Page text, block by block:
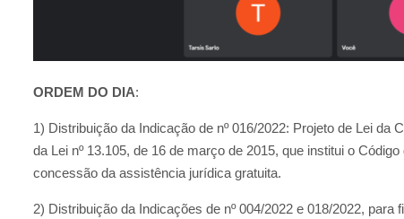
ORDEM DO DIA:
1) Distribuição da Indicação de nº 016/2022: Projeto de Lei da
da Lei nº 13.105, de 16 de março de 2015, que institui o
concessão da assistência jurídica gratuita.
2) Distribuição da Indicações de nº 004/2022 e 018/2022,